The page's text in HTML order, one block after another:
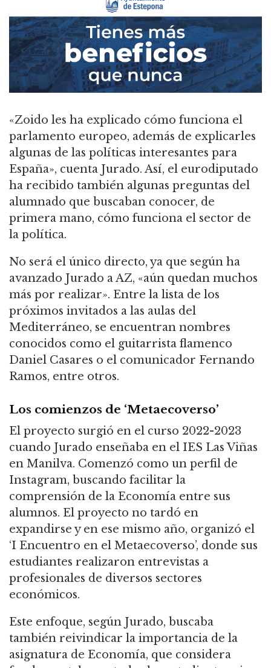
«Zoido les ha explicado cómo funciona el
parlamento europeo, además de explicarles
algunas de las políticas interesantes para
España», cuenta Jurado. Así, el eurodiputado
ha recibido también algunas preguntas del
alumnado que buscaban conocer, de
primera mano, cómo funciona el sector de
la política.
No será el único directo, ya que según ha
avanzado Jurado a AZ, «aún quedan muchos
más por realizar». Entre la lista de los
próximos invitados a las aulas del
Mediterráneo, se encuentran nombres
conocidos como el guitarrista flamenco
Daniel Casares o el comunicador Fernando
Ramos, entre otros.
Los comienzos de ‘Metaecoverso’
El proyecto surgió en el curso 2022-2023
cuando Jurado enseñaba en el IES Las Viñas
en Manilva. Comenzó como un perfil de
Instagram, buscando facilitar la
comprensión de la Economía entre sus
alumnos. El proyecto no tardó en
expandirse y en ese mismo año, organizó el
‘I Encuentro en el Metaecoverso’, donde sus
estudiantes realizaron entrevistas a
profesionales de diversos sectores
económicos.
Este enfoque, según Jurado, buscaba
también reivindicar la importancia de la
asignatura de Economía, que considera